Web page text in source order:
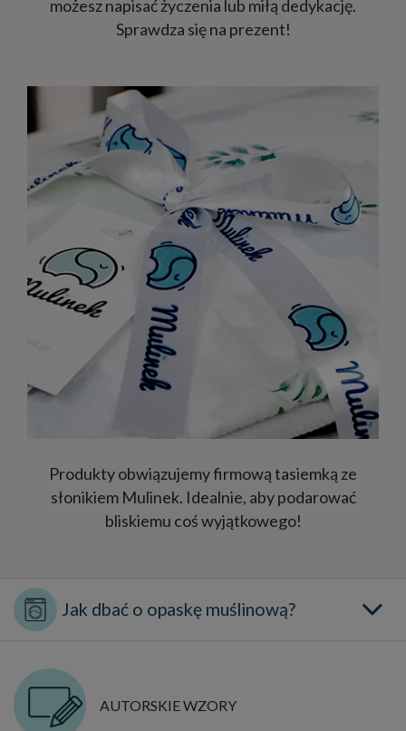
możesz napisać życzenia lub miłą dedykację.
Sprawdza się na prezent!
Produkty obwiązujemy firmową tasiemką ze
słonikiem Mulinek. Idealnie, aby podarować
bliskiemu coś wyjątkowego!
AUTORSKIE WZORY